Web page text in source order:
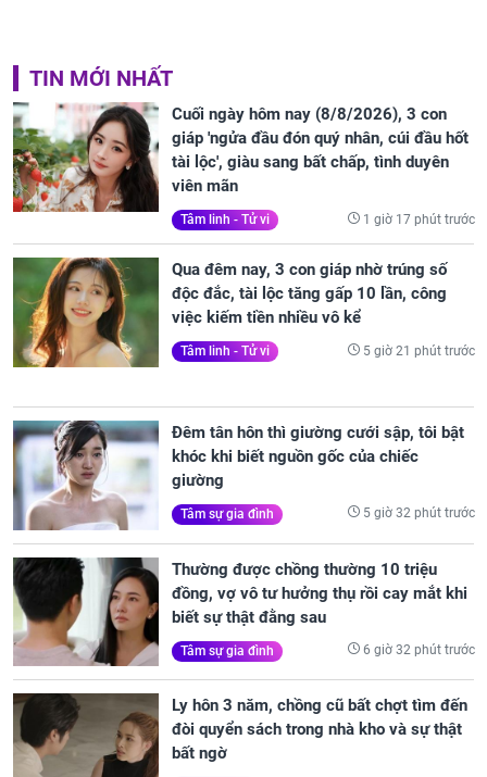
TIN MỚI NHẤT
Cuối ngày hôm nay (8/8/2026), 3 con
giáp 'ngửa đầu đón quý nhân, cúi đầu hốt
tài lộc', giàu sang bất chấp, tình duyên
viên mãn
Tâm linh - Tử vi 1 giờ 17 phút trước
Qua đêm nay, 3 con giáp nhờ trúng số
độc đắc, tài lộc tăng gấp 10 lần, công
việc kiếm tiền nhiều vô kể
Tâm linh - Tử vi 5 giờ 21 phút trước
Đêm tân hôn thì giường cưới sập, tôi bật
khóc khi biết nguồn gốc của chiếc
giường
Tâm sự gia đình 5 giờ 32 phút trước
Thường được chồng thường 10 triệu
đồng, vợ vô tư hưởng thụ rồi cay mắt khi
biết sự thật đằng sau
Tâm sự gia đình 6 giờ 32 phút trước
Ly hôn 3 năm, chồng cũ bất chợt tìm đến
đòi quyển sách trong nhà kho và sự thật
bất ngờ